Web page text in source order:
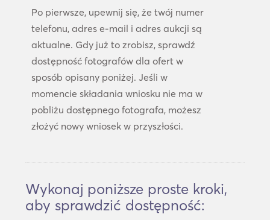
Po pierwsze, upewnij się, że twój numer
telefonu, adres e-mail i adres aukcji są
aktualne. Gdy już to zrobisz, sprawdź
dostępność fotografów dla ofert w
sposób opisany poniżej. Jeśli w
momencie składania wniosku nie ma w
pobliżu dostępnego fotografa, możesz
złożyć nowy wniosek w przyszłości.
Wykonaj poniższe proste kroki,
aby sprawdzić dostępność: